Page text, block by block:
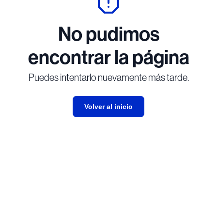
No pudimos
encontrar la página
Puedes intentarlo nuevamente más tarde.
Volver al inicio